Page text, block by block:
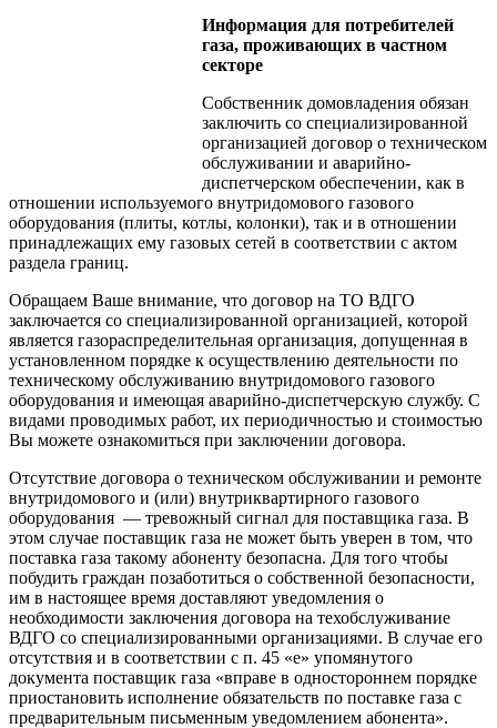
Информация для потребителей
газа, проживающих в частном
секторе
Собственник домовладения обязан
заключить со специализированной
организацией договор о техническом
обслуживании и аварийно-
диспетчерском обеспечении, как в
отношении используемого внутридомового газового
оборудования (плиты, котлы, колонки), так и в отношении
принадлежащих ему газовых сетей в соответствии с актом
раздела границ.
Обращаем Ваше внимание, что договор на ТО ВДГО
заключается со специализированной организацией, которой
является газораспределительная организация, допущенная в
установленном порядке к осуществлению деятельности по
техническому обслуживанию внутридомового газового
оборудования и имеющая аварийно-диспетчерскую службу. С
видами проводимых работ, их периодичностью и стоимостью
Вы можете ознакомиться при заключении договора.
Отсутствие договора о техническом обслуживании и ремонте
внутридомового и (или) внутриквартирного газового
оборудования — тревожный сигнал для поставщика газа. В
этом случае поставщик газа не может быть уверен в том, что
поставка газа такому абоненту безопасна. Для того чтобы
побудить граждан позаботиться о собственной безопасности,
им в настоящее время доставляют уведомления о
необходимости заключения договора на техобслуживание
ВДГО со специализированными организациями. В случае его
отсутствия и в соответствии с п. 45 «е» упомянутого
документа поставщик газа «вправе в одностороннем порядке
приостановить исполнение обязательств по поставке газа с
предварительным письменным уведомлением абонента».